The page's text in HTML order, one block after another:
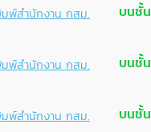
พ์สำนักงาน กสม. บนชั้น
พ์สำนักงาน กสม. บนชั้น
พ์สำนักงาน กสม. บนชั้น